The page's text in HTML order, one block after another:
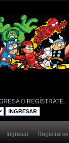
O REGÍSTRATE
Ingresar Registrarse